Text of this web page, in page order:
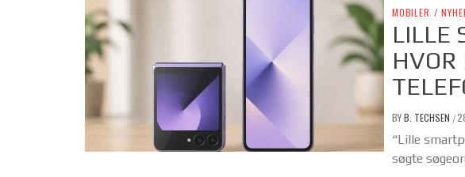
MOBILER /
LILLE
HVOR
BYB. TECHSEN /
“Lille
søgte